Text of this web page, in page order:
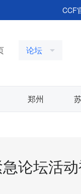
CCF
论坛
郑州
论坛活
智绘芯未